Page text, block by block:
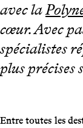
avec la
cœur. Avec
spécialistes
plus
Entre toutes les